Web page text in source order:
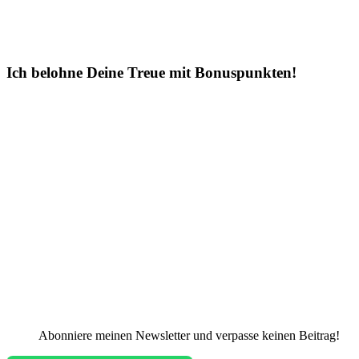
Ich belohne Deine Treue mit Bonuspunkten!
Abonniere meinen Newsletter und verpasse keinen Beitrag!